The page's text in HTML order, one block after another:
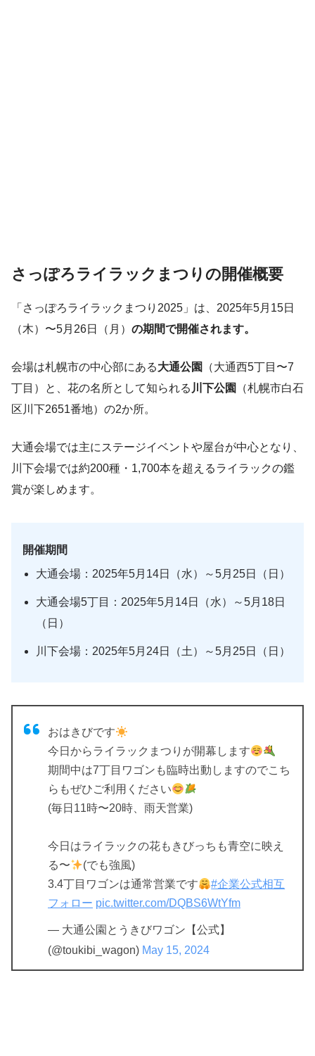
さっぽろライラックまつりの開催概要
「さっぽろライラックまつり2025」は、2025年5月15日
（木）〜5月26日（月） の期間で開催されます。
会場は札幌市の中心部にある大通公園
（大通西5丁目〜7
丁目）と、花の名所として知られる 川下公園
（札幌市白石
区川下2651番地）の2か所。
大通会場では主にステージイベントや屋台が中心となり、
川下会場では約200種・1,700本を超えるライラックの鑑
賞が楽しめます。
開催期間
大通会場：2025年5月14日（水）～5月25日（日）
大通会場5丁目：2025年5月14日（水）～5月18日
（日）
川下会場：2025年5月24日（土）～5月25日（日）
おはきびです
今日からライラックまつりが開幕します
期間中は7丁目ワゴンも臨時出動しますのでこち
らもぜひご利用ください
(毎日11時〜20時、雨天営業)
今日はライラックの花もきびっちも青空に映え
る〜
(でも強風)
3.4丁目ワゴンは通常営業です
#企業公式相互
フォロー pic.twitter.com/DQBS6WtYfm
— 大通公園とうきびワゴン【公式】
(@toukibi_wagon) May 15, 2024